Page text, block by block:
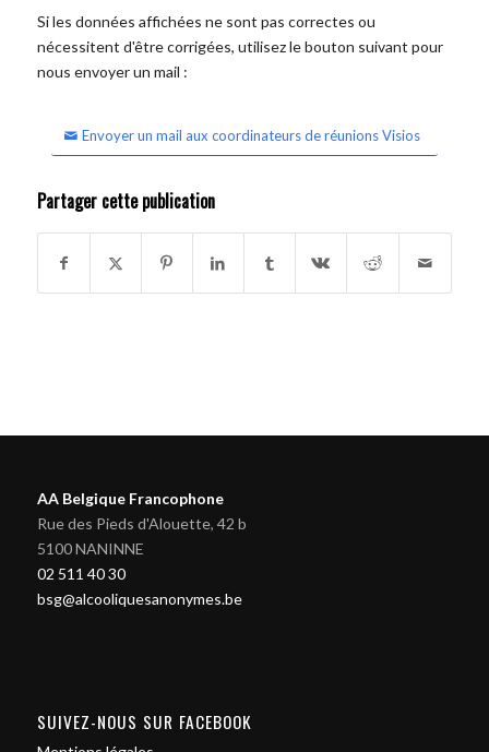
Si les données affichées ne sont pas correctes ou
nécessitent d'être corrigées, utilisez le bouton suivant pour
nous envoyer un mail :
Envoyer un mail aux coordinateurs de réunions Visios
Partager cette publication
AA Belgique Francophone
Rue des Pieds d'Alouette, 42 b
5100 NANINNE
02 511 40 30
bsg@alcooliquesanonymes.be
SUIVEZ-NOUS SUR FACEBOOK